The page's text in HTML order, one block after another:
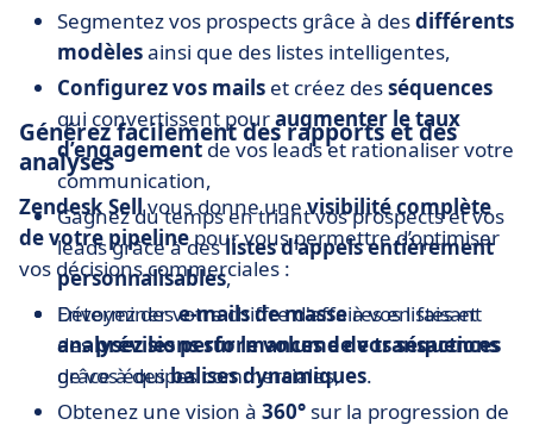
Segmentez vos prospects grâce à desdifférents
modèlesainsi que des listes intelligentes,
Configurez vos mails et créez desséquences
qui convertissent pouraugmenter le taux
d’engagementde vos leads et rationaliser votre
communication,
Gagnez du temps en triant vos prospects et vos
leads grâce à deslistes d’appels entièrement
personnalisables,
Envoyez dese-mails de masseà vos listes et
analysez les performances de vos séquences
grâce à desbalises dynamiques.
Générez facilement des rapports et des
analyses
Zendesk Sellvous donne unevisibilité complète
de votre pipelinepour vous permettre d’optimiser
vos décisions commerciales :
Déterminer votre chiffre d'affaires en faisant
desprévisions sur le volume de transactions
de vos équipes commerciales,
Obtenez une vision à 360° sur la progression de